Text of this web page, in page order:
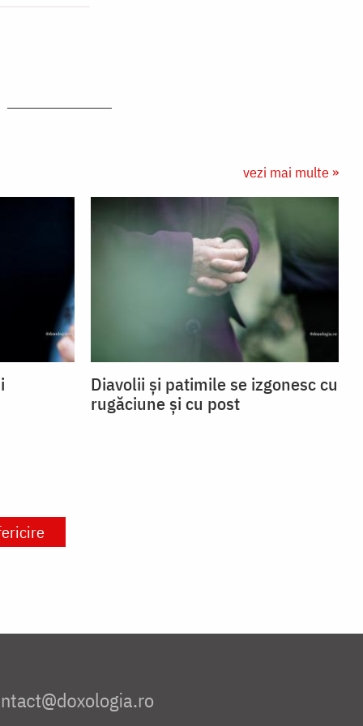
vezi mai multe »
Diavolii și patimile se izgonesc cu
rugăciune și cu post